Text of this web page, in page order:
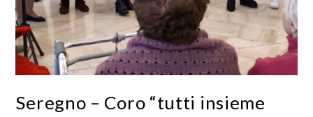
Seregno – Coro “tutti insieme